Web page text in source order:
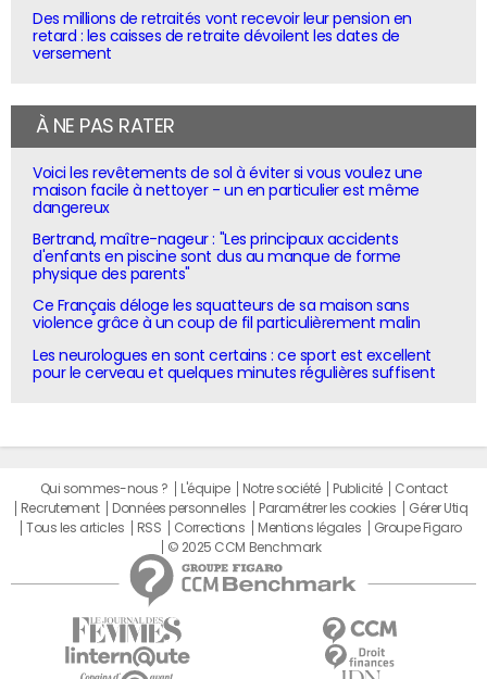
Des millions de retraités vont recevoir leur pension en
retard : les caisses de retraite dévoilent les dates de
versement
À NE PAS RATER
Voici les revêtements de sol à éviter si vous voulez une
maison facile à nettoyer - un en particulier est même
dangereux
Bertrand, maître-nageur : "Les principaux accidents
d'enfants en piscine sont dus au manque de forme
physique des parents"
Ce Français déloge les squatteurs de sa maison sans
violence grâce à un coup de fil particulièrement malin
Les neurologues en sont certains : ce sport est excellent
pour le cerveau et quelques minutes régulières suffisent
Qui sommes-nous ? L'équipe Notre société Publicité
Contact
Recrutement
Données personnelles Paramétrer les cookies
Gérer Utiq
Tous les articles
RSS Corrections Mentions légales
Groupe Figaro
© 2025 CCM Benchmark